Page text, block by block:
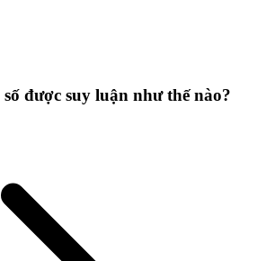
được suy luận như thế nào?